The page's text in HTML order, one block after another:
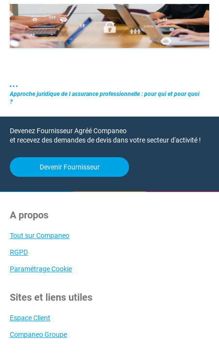
Approche juridique de l assurance professionnelle : pour qui et pour quoi
?
Devenez Fournisseur Agréé Companeo
et recevez des demandes de devis dans votre secteur d'activité !
Devenir Fournisseur
A propos
Tout sur Companeo
RGPD
Paramétrage Cookie
Sites et liens utiles
Espace Client
Companeo Groupe